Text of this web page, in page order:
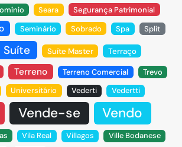
Seara Segurança Patrimonial
Seminário Sobrado Spa Split
Suíte Suíte Master Terraço
Terreno Terreno Comercial
Trevo
Universitário Vederti Vedertti
Vende-se Vendo
Vila Real Villagos Ville Bodanese